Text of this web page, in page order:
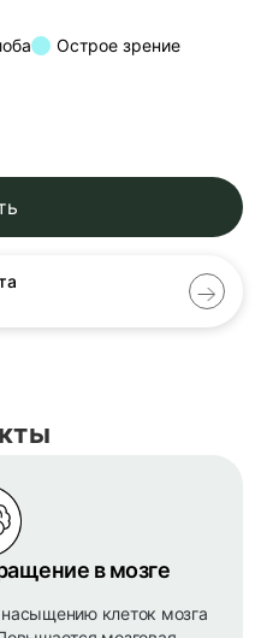
Острое зрение
в мозге
клеток мозга